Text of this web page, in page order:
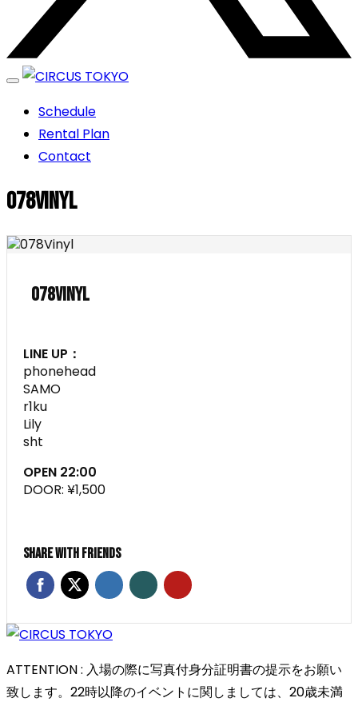
CIRCUS TOKYO
エンターテイメントスペース
Schedule
Rental Plan
Contact
078Vinyl
078Vinyl
LINE UP：
phonehead
SAMO
r1ku
Lily
sht
OPEN 22:00
DOOR: ¥1,500
Share With Friends
ATTENTION : 入場の際に写真付身分証明書の提示をお願い
致します。22時以降のイベントに関しましては、20歳未満